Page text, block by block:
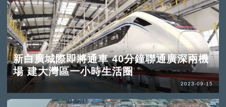
新白廣城際即將通車 40分鐘聯通廣深兩機
場 建大灣區一小時生活圈
2023-09-15